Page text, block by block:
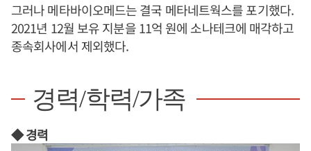
그러나 메타바이오메드는 결국 메타네트웍스를 포기했다.
2021년 12월 보유 지분을 11억 원에 소나테크에 매각하고
종속회사에서 제외했다.
경력/학력/가족
◆ 경력